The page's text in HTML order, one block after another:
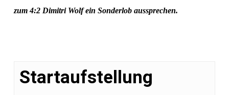
zum 4:2 Dimitri Wolf ein Sonderlob aussprechen.
Startaufstellung